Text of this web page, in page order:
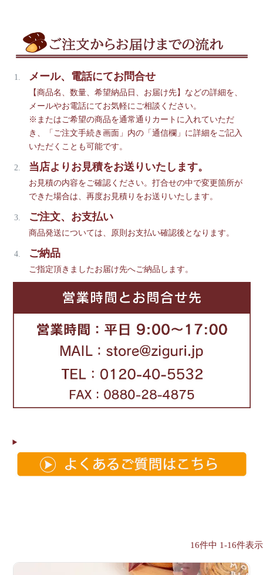
メール、電話にてお問合せ
【商品名、数量、希望納品日、お届け先】などの詳細を、
メールやお電話にてお気軽にご相談ください。
※またはご希望の商品を通常通りカートに入れていただ
き、「ご注文手続き画面」内の「通信欄」に詳細をご記入
いただくことも可能です。
当店よりお見積をお送りいたします。
お見積の内容をご確認ください。打合せの中で変更箇所が
できた場合は、再度お見積りをお送りいたします。
ご注文、お支払い
商品発送については、原則お支払い確認後となります。
ご納品
ご指定頂きましたお届け先へご納品します。
16件中 1-16件表示